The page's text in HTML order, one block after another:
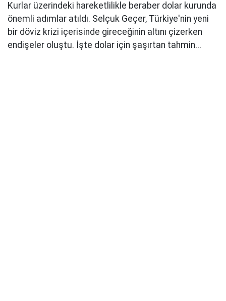
Kurlar üzerindeki hareketlilikle beraber dolar kurunda
önemli adımlar atıldı. Selçuk Geçer, Türkiye'nin yeni
bir döviz krizi içerisinde gireceğinin altını çizerken
endişeler oluştu. İşte dolar için şaşırtan tahmin...